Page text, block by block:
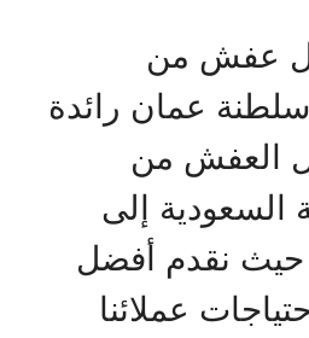
من
عمان رائدة
من
إلى
نقدم أفضل
عملائنا